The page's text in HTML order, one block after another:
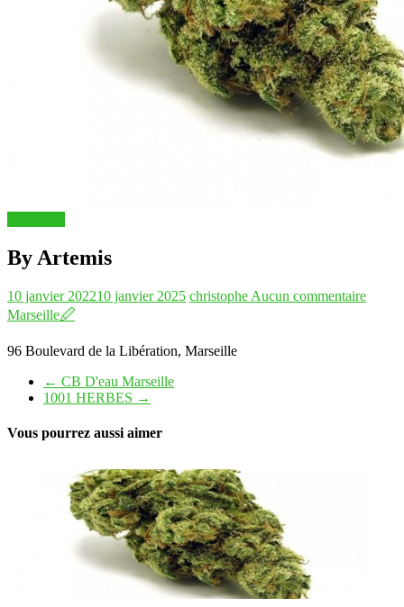
By Artemis
10 janvier 202210 janvier 2025 christophe Aucun commentaire
Marseille🖉
96 Boulevard de la Libération, Marseille
← CB D'eau Marseille
1001 HERBES →
Vous pourrez aussi aimer